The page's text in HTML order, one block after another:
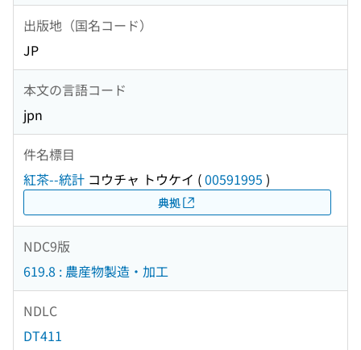
出版地（国名コード）
JP
本文の言語コード
jpn
件名標目
紅茶--統計 コウチャ トウケイ (00591995 )
典拠
NDC9版
619.8 : 農産物製造・加工
NDLC
DT411